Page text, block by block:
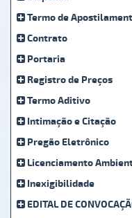
Termo de
Contrato
Portaria
Registro de Preços
Termo Aditivo
Intimação e Citação
Pregão Eletrônico
Licenciamento
Inexigibilidade
EDITAL DE